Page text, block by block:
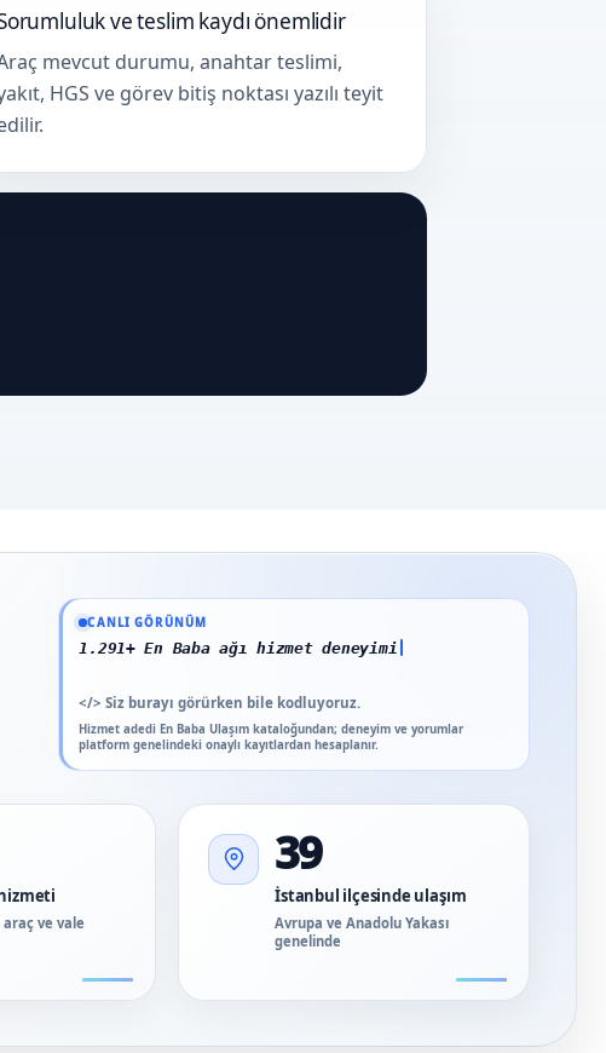
ve teslim kaydı önemlidir
mevcut durumu, anahtar teslimi,
HGS ve görev bitiş noktası yazılı teyit
CANLI GÖRÜNÜM
1.291+ En Baba ağı hizmet deneyimi
</> Siz burayı görürken bile kodluyoruz.
Hizmet adedi En Baba Ulaşım kataloğundan; deneyim ve yorumlar
platform genelindeki onaylı kayıtlardan hesaplanır.
Güncel veriler: 1.291+ En Baba ağı hizmet deneyimi; 91 platform genelinde
ve vale
39
İstanbul ilçesinde ulaşım
Avrupa ve Anadolu Yakası
genelinde